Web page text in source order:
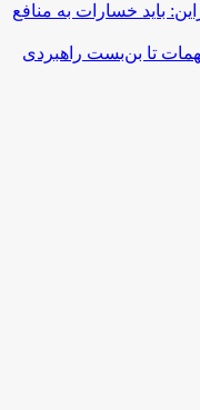
باید خسارات به منافع
تا بن‌بست راهبردی